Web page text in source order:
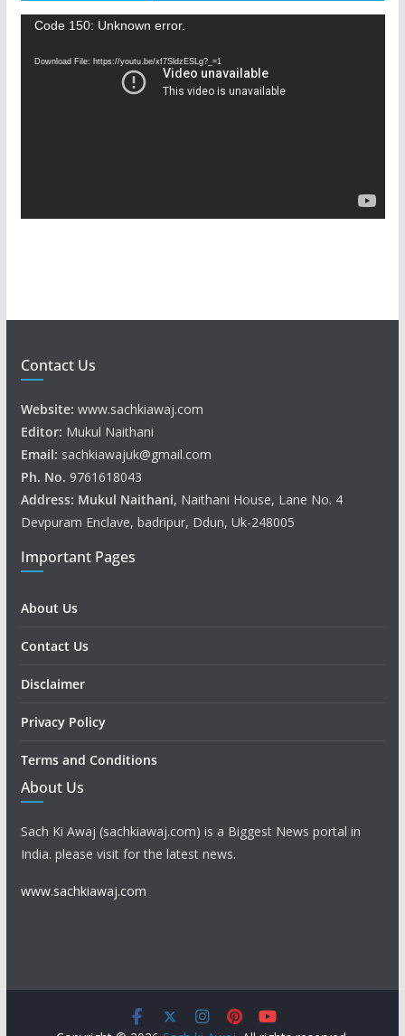
Code 150: Unknown error.
Download File: https://youtu.be/xf7SldzESLg?_=1
Contact Us
Website: www.sachkiawaj.com
Editor: Mukul Naithani
Email: sachkiawajuk@gmail.com
Ph. No. 9761618043
Address: Mukul Naithani, Naithani House, Lane No. 4
Devpuram Enclave, badripur, Ddun, Uk-248005
Important Pages
About Us
Contact Us
Disclaimer
Privacy Policy
Terms and Conditions
About Us
Sach Ki Awaj (sachkiawaj.com) is a Biggest News portal in
India. please visit for the latest news.
www.sachkiawaj.com